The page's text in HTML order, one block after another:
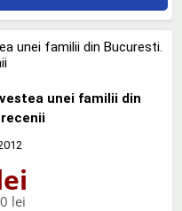
unei familii din
lei